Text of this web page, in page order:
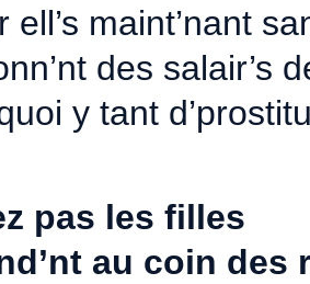
ell’s maint’nant
des salair’s
y tant
pas les filles
au coin des